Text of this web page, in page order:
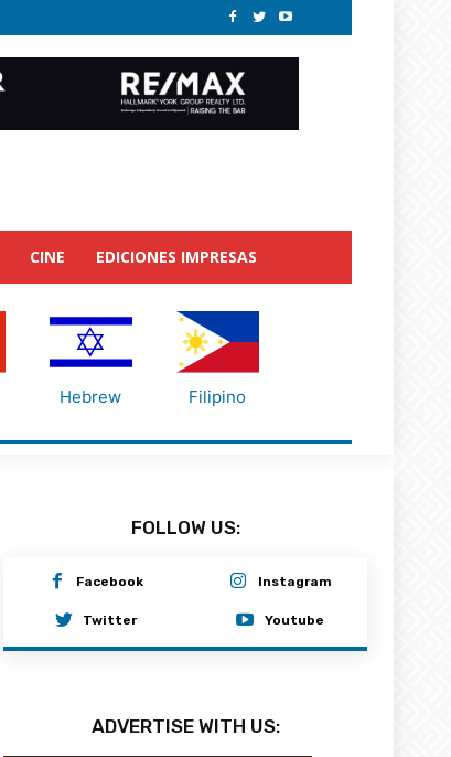
CINE EDICIONES IMPRESAS
Hebrew Filipino
FOLLOW US:
Facebook Instagram
Twitter Youtube
ADVERTISE WITH US: